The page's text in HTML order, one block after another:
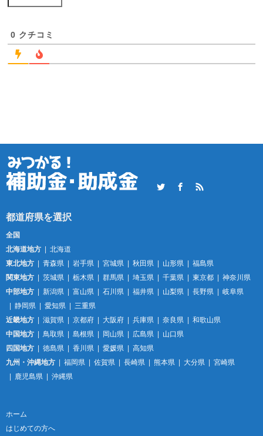
0 クチコミ
TwitterFacebookRSS
全国
北海道地方
北海道
東北地方
青森県 岩手県 宮城県 秋田県 山形県
福島県
関東地方
茨城県 栃木県 群馬県 埼玉県 千葉県 東京都
神奈川県
中部地方
新潟県 富山県 石川県 福井県 山梨県 長野県
岐阜県
静岡県
愛知県
三重県
近畿地方
滋賀県 京都府 大阪府 兵庫県 奈良県
和歌山県
中国地方
鳥取県 島根県 岡山県 広島県
山口県
四国地方
徳島県 香川県 愛媛県
高知県
九州・沖縄地方
福岡県 佐賀県 長崎県 熊本県 大分県
宮崎県
鹿児島県
沖縄県
ホーム
はじめての方へ